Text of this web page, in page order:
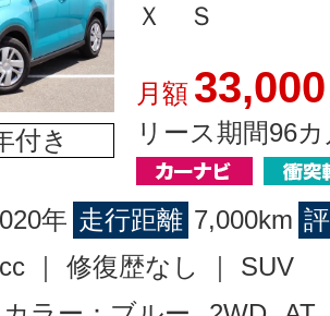
付き
Ｘ Ｓ
月額 33,000
リース期間96
年 走行距離 7,000km
｜ 修復歴なし ｜ SUV